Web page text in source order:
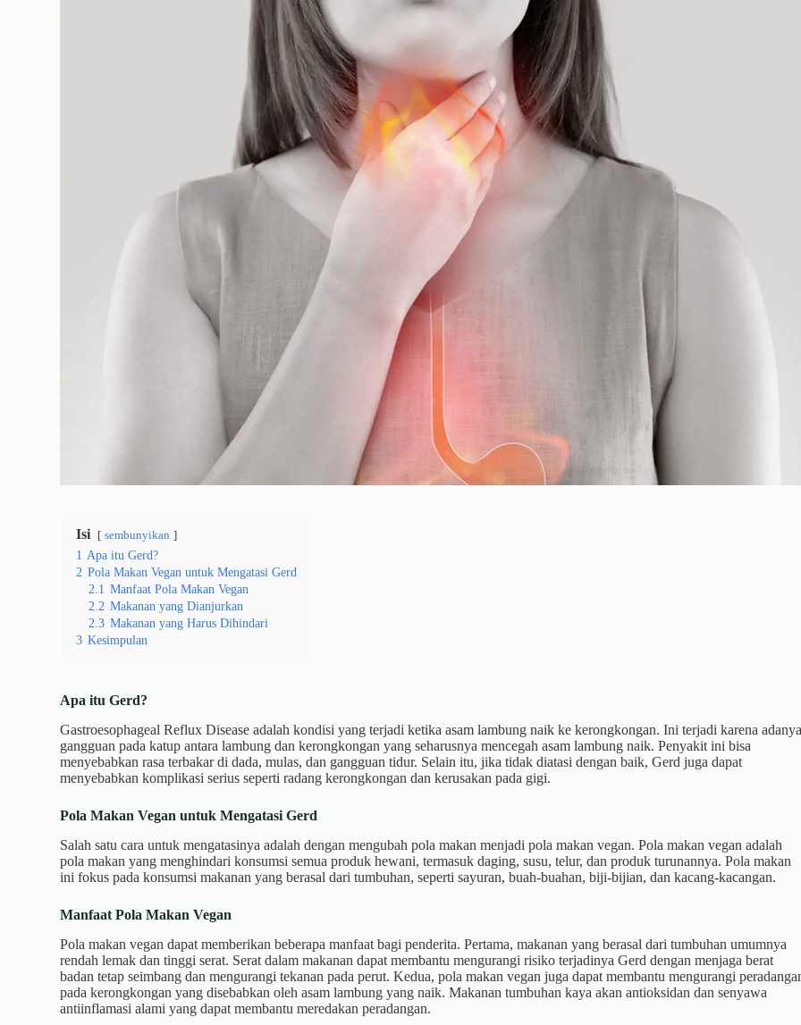
Isi sembunyikan
1 Apa itu Gerd?
2 Pola Makan Vegan untuk Mengatasi Gerd
2.1 Manfaat Pola Makan Vegan
2.2 Makanan yang Dianjurkan
2.3 Makanan yang Harus Dihindari
3 Kesimpulan
Apa itu Gerd?
Gastroesophageal Reflux Disease adalah kondisi yang terjadi ketika asam lambung naik ke kerongkongan. Ini terjadi karena
gangguan pada katup antara lambung dan kerongkongan yang seharusnya mencegah asam lambung naik. Penyakit ini bisa
menyebabkan rasa terbakar di dada, mulas, dan gangguan tidur. Selain itu, jika tidak diatasi dengan baik, Gerd juga dapat
menyebabkan komplikasi serius seperti radang kerongkongan dan kerusakan pada gigi.
Pola Makan Vegan untuk Mengatasi Gerd
Salah satu cara untuk mengatasinya adalah dengan mengubah pola makan menjadi pola makan vegan. Pola makan vegan adalah
pola makan yang menghindari konsumsi semua produk hewani, termasuk daging, susu, telur, dan produk turunannya. Pola makan
ini fokus pada konsumsi makanan yang berasal dari tumbuhan, seperti sayuran, buah-buahan, biji-bijian, dan kacang-kacangan.
Manfaat Pola Makan Vegan
Pola makan vegan dapat memberikan beberapa manfaat bagi penderita. Pertama, makanan yang berasal dari tumbuhan umumnya
rendah lemak dan tinggi serat. Serat dalam makanan dapat membantu mengurangi risiko terjadinya Gerd dengan menjaga berat
badan tetap seimbang dan mengurangi tekanan pada perut. Kedua, pola makan vegan juga dapat membantu mengurangi
pada kerongkongan yang disebabkan oleh asam lambung yang naik. Makanan tumbuhan kaya akan antioksidan dan senyawa
antiinflamasi alami yang dapat membantu meredakan peradangan.